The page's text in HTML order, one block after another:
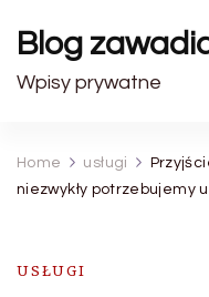
Blog
Wpisy prywatne
Home usługi
niezwykły potrzebujemy
USŁUGI